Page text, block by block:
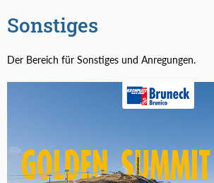
Sonstiges
Der Bereich für Sonstiges und Anregungen.